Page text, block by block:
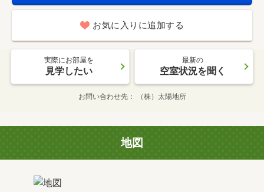
お気に入りに追加する
実際にお部屋を
見学したい
最新の
空室状況を聞く
お問い合わせ先 （株）太陽地所
地図